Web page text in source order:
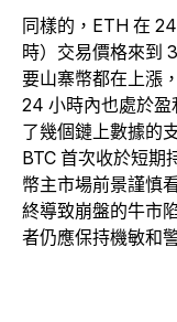
同樣的，ETH 在
時）交易價格來到
要山寨幣都在上漲
24 小時內也處於盈
了幾個鏈上數據的
BTC 首次收於短期
幣主市場前景謹慎
終導致崩盤的牛市
者仍應保持機敏和